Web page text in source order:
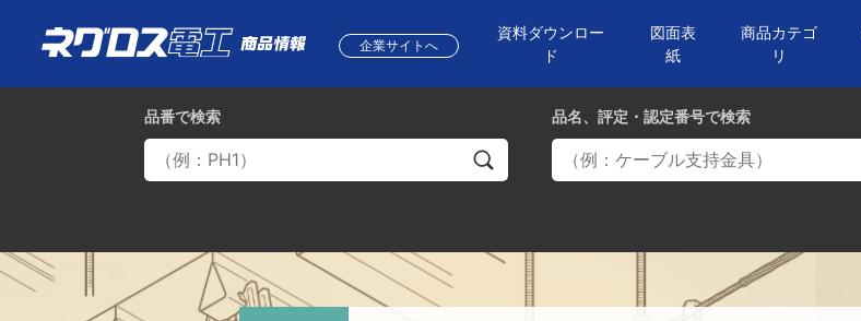
企業サイトへ
資料ダウンロー
ド
図面表
紙
商品カテゴ
リ
品番で検索 品名、評定・認定番号で検索